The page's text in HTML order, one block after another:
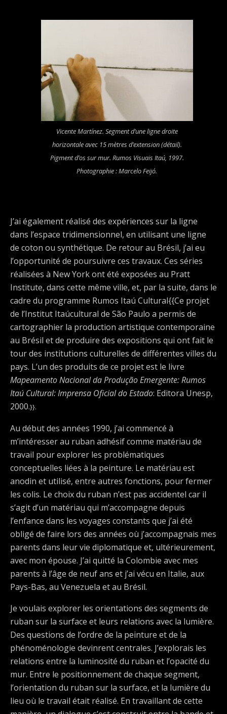
Vicente Martínez. Segment d’une ligne droite
horizontale avec 15 mètres d’extension(détail).
Pigment d’os sur mur. Rumos Visuais Itaú, 1997.
Photographie : Marcelo Feijó.
J’ai également réalisé des expériences sur la ligne
dans l’espace tridimensionnel, en utilisant une ligne
de coton ou synthétique. De retour au Brésil, j’ai eu
l’opportunité de poursuivre ces travaux. Ces séries
réalisées à New York ont ​​été exposées au Pratt
Institute, dans cette même ville, et, par la suite, dans le
cadre du programme Rumos Itaú Cultural{{Ce projet
de l’Institut Itaúcultural de São Paulo a permis de
cartographier la production artistique contemporaine
au Brésil et de produire des expositions qui ont fait le
tour des institutions culturelles de différentes villes du
pays. L’un des produits de ce projet est le livre
Mapeamento Nacional da Produção Emergente: Rumos
Itaú Cultural: Imprensa Oficial do Estado: Editora Unesp,
2000.}}.
Au début des années 1990, j’ai commencé à
m’intéresser au ruban adhésif comme matériau de
travail pour explorer les problématiques
conceptuelles liées à la peinture. Le matériau est
anodin et utilisé, entre autres fonctions, pour fermer
les colis. Le choix du ruban n’est pas accidentel car il
s’agit d’un matériau qui m’accompagne depuis
l’enfance dans les voyages constants que j’ai été
obligé de faire lors des années où j’accompagnais mes
parents dans leur vie diplomatique et, ultérieurement,
avec mon épouse. J’ai quitté la Colombie avec mes
parents à l’âge de neuf ans et j’ai vécu en Italie, aux
Pays-Bas, au Venezuela et au Brésil.
Je voulais explorer les orientations des segments de
ruban sur la surface et leurs relations avec la lumière.
Des questions de l’ordre de la peinture et de la
phénoménologie devinrent centrales. J’explorais les
relations entre la luminosité du ruban et l’opacité du
mur. Entre le positionnement de chaque segment,
l’orientation du ruban sur la surface, et la lumière du
lieu où le travail était réalisé. En travaillant de cette